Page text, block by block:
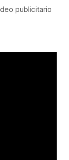
publicitario